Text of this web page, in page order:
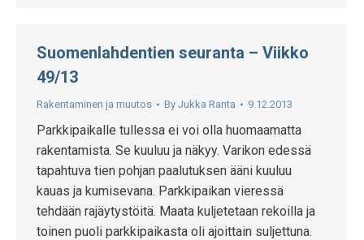
Suomenlahdentien seuranta – Viikko
49/13
Rakentaminen ja muutos By Jukka Ranta 9.12.2013
Parkkipaikalle tullessa ei voi olla huomaamatta
rakentamista. Se kuuluu ja näkyy. Varikon edessä
tapahtuva tien pohjan paalutuksen ääni kuuluu
kauas ja kumisevana. Parkkipaikan vieressä
tehdään rajäytystöitä. Maata kuljetetaan rekoilla ja
toinen puoli parkkipaikasta oli ajoittain suljettuna.